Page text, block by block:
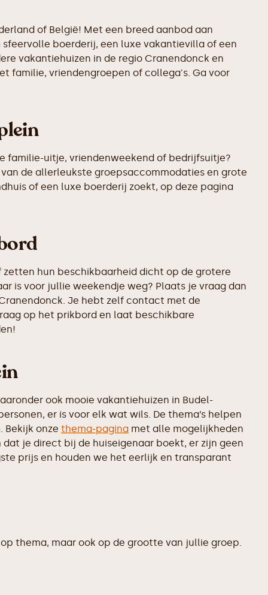
of België! Met een breed aanbod aan
boerderij, een luxe vakantievilla of een
vakantiehuizen in de regio Cranendonck en
familie, vriendengroepen of collega's. Ga voor
familie-uitje, vriendenweekend of bedrijfsuitje?
de allerleukste groepsaccommodaties en grote
of een luxe boerderij zoekt, op deze pagina
hun beschikbaarheid dicht op de grotere
is voor jullie weekendje weg? Plaats je vraag dan
Je hebt zelf contact met de
op het prikbord en laat beschikbare
ook mooie vakantiehuizen in Budel-
er is voor elk wat wils. De thema’s helpen
Bekijk onze thema-pagina met alle mogelijkheden
je direct bij de huiseigenaar boekt, er zijn geen
prijs en houden we het eerlijk en transparant
thema, maar ook op de grootte van jullie groep.